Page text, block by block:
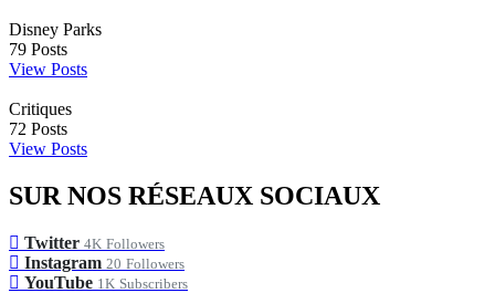
Disney Parks
79 Posts
View Posts
Critiques
72 Posts
View Posts
SUR NOS RÉSEAUX SOCIAUX
Twitter 4K Followers
Instagram 20 Followers
YouTube 1K Subscribers